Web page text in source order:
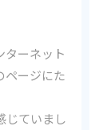
ターネット
ページにた
じていまし